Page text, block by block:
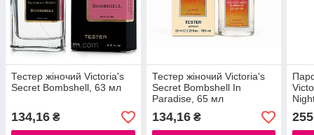
Тестер жіночий Victoria's
Secret Bombshell, 63 мл
134,16 ₴
Тестер жіночий Victoria's
Secret Bombshell In
Paradise, 65 мл
134,16₴